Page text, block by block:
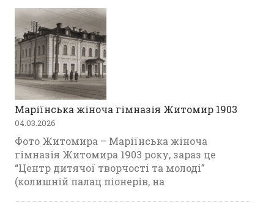
Маріїнська жіноча гімназія Житомир 1903
04.03.2026
Фото Житомира – Маріїнська жіноча
гімназія Житомира 1903 року, зараз це
“Центр дитячої творчості та молоді”
(колишній палац піонерів, на